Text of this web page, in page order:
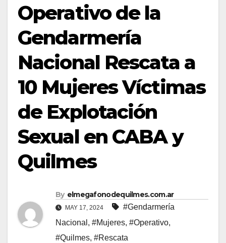
Operativo de la
Gendarmería
Nacional Rescata a
10 Mujeres Víctimas
de Explotación
Sexual en CABA y
Quilmes
By elmegafonodequilmes.com.ar
MAY 17, 2024
#Gendarmería
Nacional , #Mujeres, #Operativo,
#Quilmes, #Rescata